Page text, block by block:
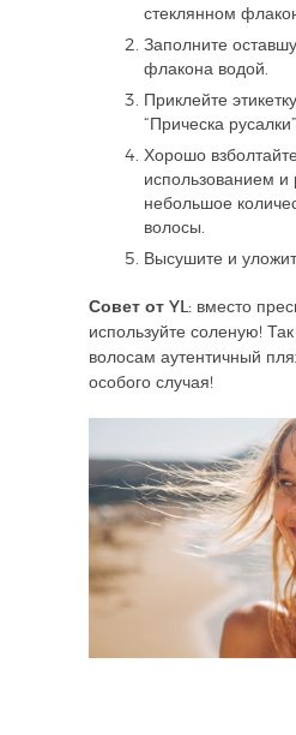
стеклянном
Заполните
флакона водой.
Приклейте
“Прическа
Хорошо
использованием и
небольшое
волосы.
Высушите и
Совет от YL: вместо
используйте соленую!
волосам аутентичный
особого случая!